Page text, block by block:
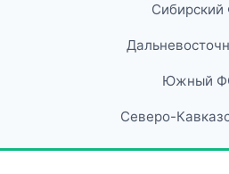
Южный
Северо-